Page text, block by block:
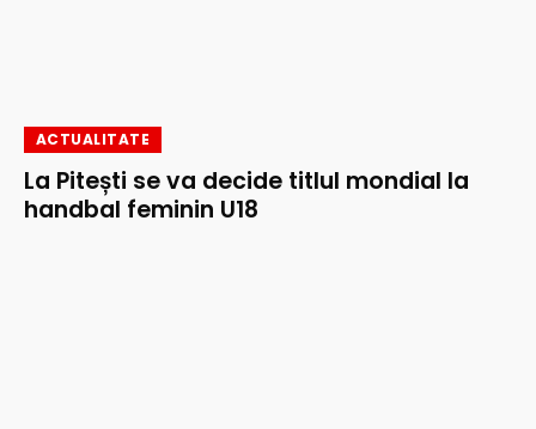
ACTUALITATE
La Pitești se va decide titlul mondial la
handbal feminin U18